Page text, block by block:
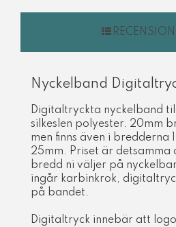
Nyckelband
Digitaltryckta nyckelband
silkeslen polyester. 20mm
men finns även i bredderna
25mm. Priset är detsamma
bredd ni väljer på
ingår karbinkrok,
på bandet.
Digitaltryck innebär att